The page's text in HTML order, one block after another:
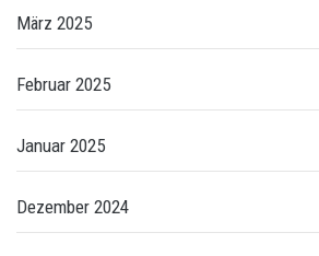
März 2025
Februar 2025
Januar 2025
Dezember 2024